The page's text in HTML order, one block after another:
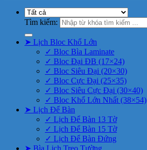
Tìm kiếm:
➤ Lịch Bloc Khổ Lớn
✓ Bloc Bìa Laminate
✓ Bloc Đại ĐB (17×24)
✓ Bloc Siêu Đại (20×30)
✓ Bloc Cực Đại (25×35)
✓ Bloc Siêu Cực Đại (30×40)
✓ Bloc Khổ Lớn Nhất (38×54)
➤ Lịch Để Bàn
✓ Lịch Để Bàn 13 Tờ
✓ Lịch Để Bàn 15 Tờ
✓ Lịch Để Bàn Đứng